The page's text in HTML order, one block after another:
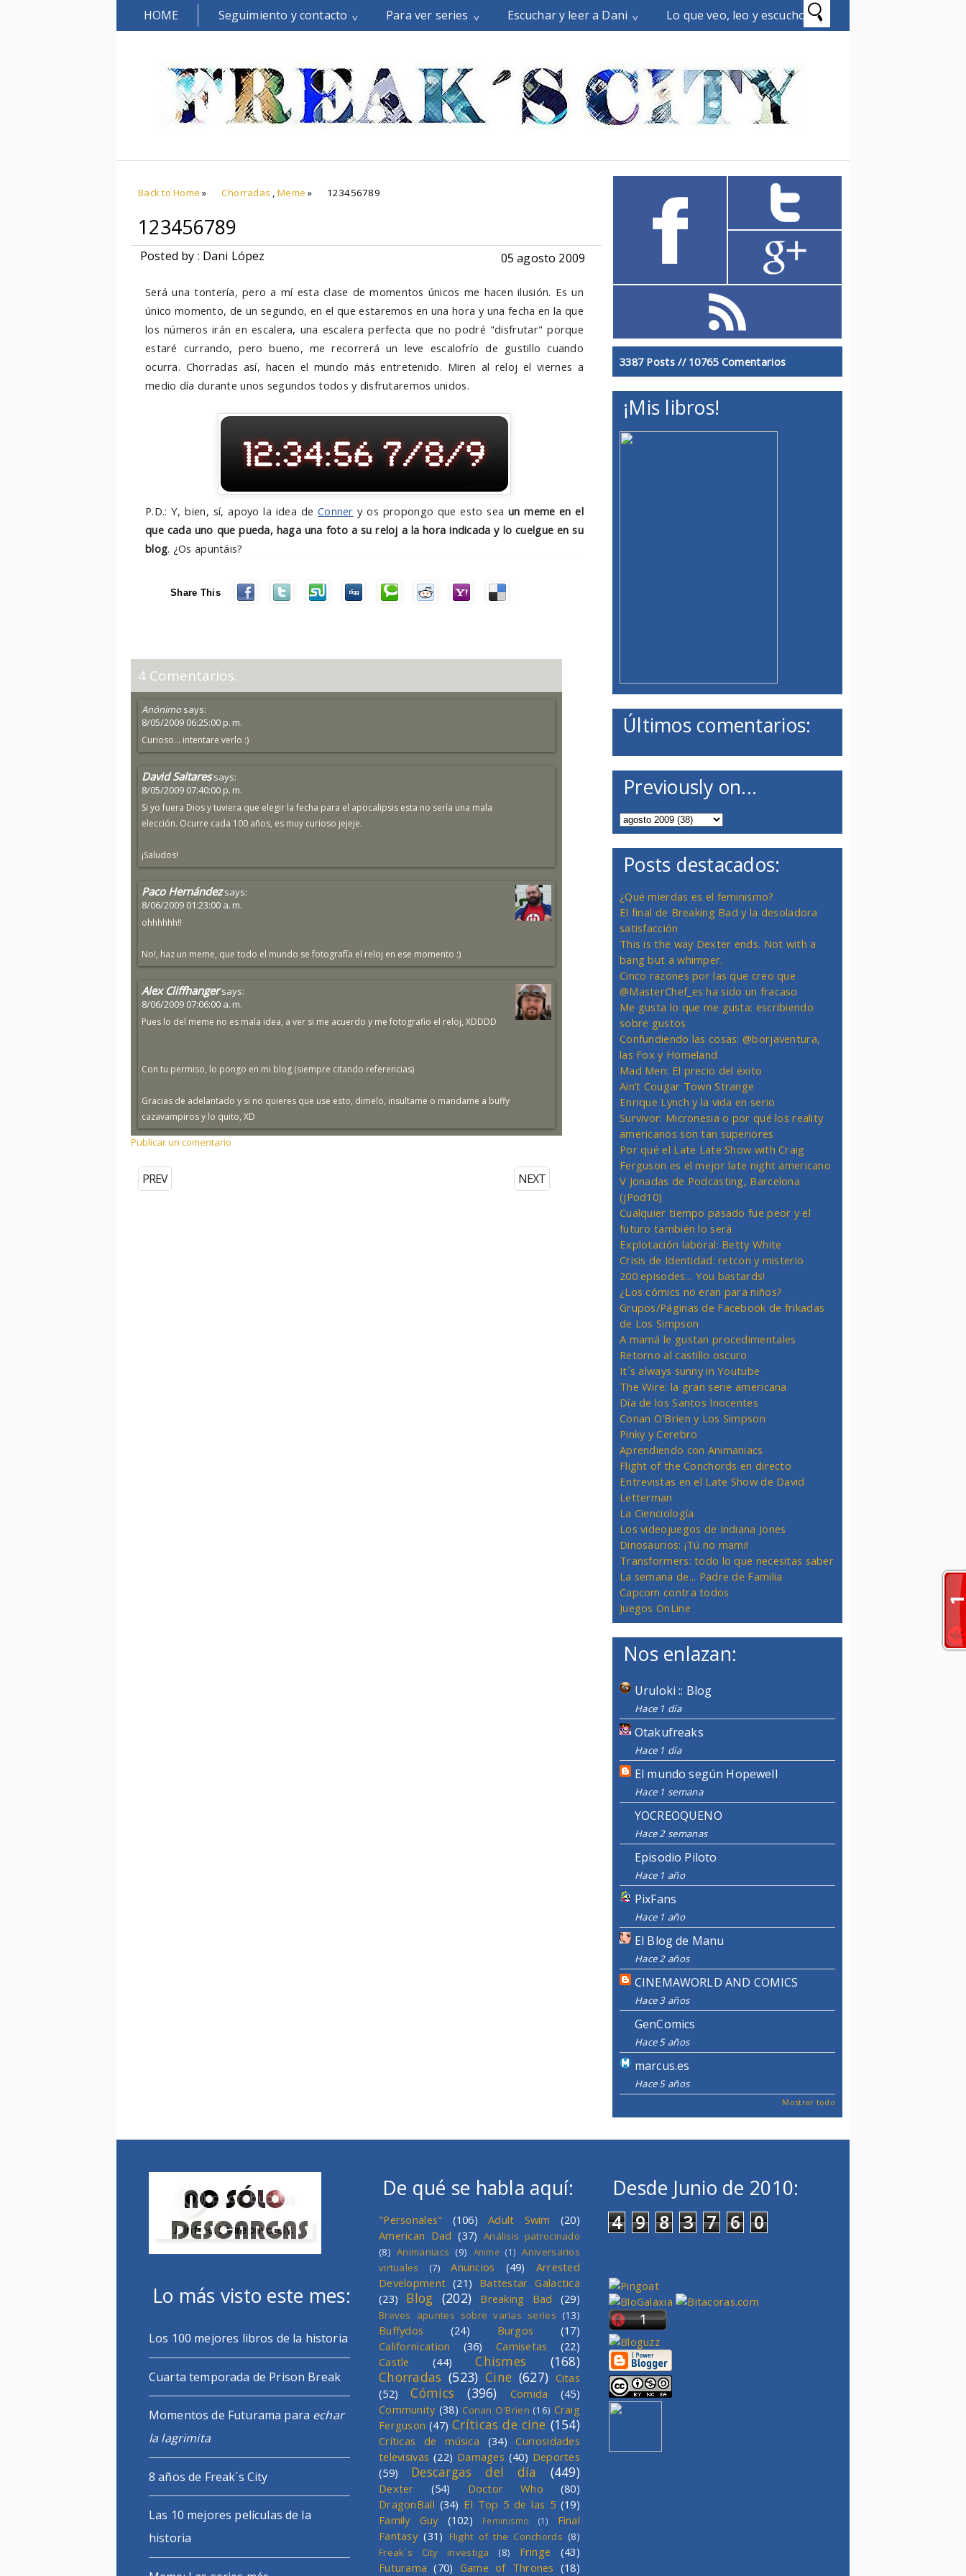
HOME Seguimiento y contacto Para ver series Escuchar y leer a Dani Lo que veo, leo y escucho
Back to Home » Chorradas , Meme » 123456789
123456789
Posted by : Dani López 05 agosto 2009
Será una tontería, pero a mí esta clase de momentos únicos me hacen ilusión. Es un
único momento, de un segundo, en el que estaremos en una hora y una fecha en la que
los números irán en escalera, una escalera perfecta que no podré "disfrutar" porque
estaré currando, pero bueno, me recorrerá un leve escalofrío de gustillo cuando
ocurra. Chorradas así, hacen el mundo más entretenido. Miren al reloj el viernes a
medio día durante unos segundos todos y disfrutaremos unidos.
P.D.: Y, bien, sí, apoyo la idea de Conner y os propongo que esto sea un meme en el
que cada uno que pueda, haga una foto a su reloj a la hora indicada y lo cuelgue en su
blog. ¿Os apuntáis?
Share This
4 Comentarios.
Anónimo says:
8/05/2009 06:25:00 p. m.
Curioso... intentare verlo :)
David Saltares says:
8/05/2009 07:40:00 p. m.
Si yo fuera Dios y tuviera que elegir la fecha para el apocalipsis esta no sería una mala
elección. Ocurre cada 100 años, es muy curioso jejeje.
¡Saludos!
Paco Hernández says:
8/06/2009 01:23:00 a. m.
ohhhhhh!!
No!, haz un meme, que todo el mundo se fotografía el reloj en ese momento :)
Alex Cliffhanger says:
8/06/2009 07:06:00 a. m.
Pues lo del meme no es mala idea, a ver si me acuerdo y me fotografio el reloj, XDDDD
Con tu permiso, lo pongo en mi blog (siempre citando referencias)
Gracias de adelantado y si no quieres que use esto, dimelo, insultame o mandame a buffy
cazavampiros y lo quito, XD
Publicar un comentario
NEXT
PREV
3387 Posts // 10765 Comentarios
¡Mis libros!
Últimos comentarios:
Previously on...
Posts destacados:
¿Qué mierdas es el feminismo?
El final de Breaking Bad y la desoladora
satisfacción
This is the way Dexter ends. Not with a
bang but a whimper.
Cinco razones por las que creo que
@MasterChef_es ha sido un fracaso
Me gusta lo que me gusta: escribiendo
sobre gustos
Confundiendo las cosas: @borjaventura,
las Fox y Homeland
Mad Men: El precio del éxito
Ain’t Cougar Town Strange
Enrique Lynch y la vida en serio
Survivor: Micronesia o por qué los reality
americanos son tan superiores
Por qué el Late Late Show with Craig
Ferguson es el mejor late night americano
V Jonadas de Podcasting, Barcelona
(jPod10)
Cualquier tiempo pasado fue peor y el
futuro también lo será
Explotación laboral: Betty White
Crisis de Identidad: retcon y misterio
200 episodes... You bastards!
¿Los cómics no eran para niños?
Grupos/Páginas de Facebook de frikadas
de Los Simpson
A mamá le gustan procedimentales
Retorno al castillo oscuro
It´s always sunny in Youtube
The Wire: la gran serie americana
Día de los Santos Inocentes
Conan O'Brien y Los Simpson
Pinky y Cerebro
Aprendiendo con Animaniacs
Flight of the Conchords en directo
Entrevistas en el Late Show de David
Letterman
La Cienciología
Los videojuegos de Indiana Jones
Dinosaurios: ¡Tú no mami!
Transformers: todo lo que necesitas saber
La semana de... Padre de Familia
Capcom contra todos
Juegos OnLine
Nos enlazan:
Uruloki :: Blog
Hace 1 día
Otakufreaks
Hace 1 día
El mundo según Hopewell
Hace 1 semana
YOCREOQUENO
Hace 2 semanas
Episodio Piloto
Hace 1 año
PixFans
Hace 1 año
El Blog de Manu
Hace 2 años
CINEMAWORLD AND COMICS
Hace 3 años
GenComics
Hace 5 años
marcus.es
Hace 5 años
Mostrar todo
Lo más visto este mes:
Los 100 mejores libros de la historia
Cuarta temporada de Prison Break
Momentos de Futurama para echar
la lagrimita
8 años de Freak´s City
Las 10 mejores películas de la
historia
De qué se habla aquí:
"Personales" (106) Adult Swim
(20)
American Dad (37) Análisis patrocinado
(8) Animaniacs (9) Anime (1) Aniversarios
virtuales
(7) Anuncios (49)
Arrested
Development (21) Battestar Galactica
(23)
Blog (202) Breaking Bad (29)
Breves apuntes sobre varias series (13)
Buffydos (24) Burgos
(17)
Californication
(36) Camisetas
(22)
Castle
(44) Chismes
(168)
Chorradas (523) Cine (627) Citas
(52)
Cómics (396) Comida
(45)
Community (38) Conan O'Brien (16) Craig
Ferguson (47) Críticas de cine (154)
Críticas de música (34)
Curiosidades
televisivas (22) Damages (40) Deportes
(59)
Descargas del día (449)
Dexter (54) Doctor Who
(80)
DragonBall (34) El Top 5 de las 5 (19)
Family Guy
(102) Feminismo (1)
Final
Fantasy (31) Flight of the Conchords (8)
Freak´s City investiga
(8) Fringe
(43)
Futurama (70) Game of Thrones (18)
Desde Junio de 2010:
4 9 8 3 7 6 0